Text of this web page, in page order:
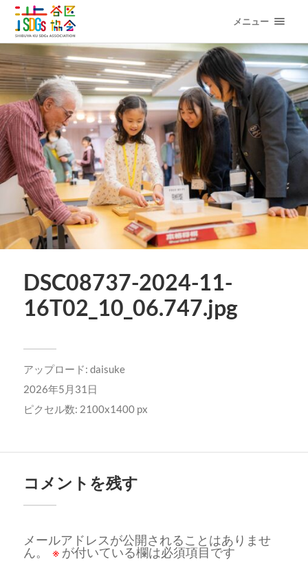
メニュー
DSC08737-2024-11-
16T02_10_06.747.jpg
アップロード: daisuke
2026年5月31日
ピクセル数: 2100x1400 px
コメントを残す
メールアドレスが公開されることはありませ
ん。
※ が付いている欄は必須項目です